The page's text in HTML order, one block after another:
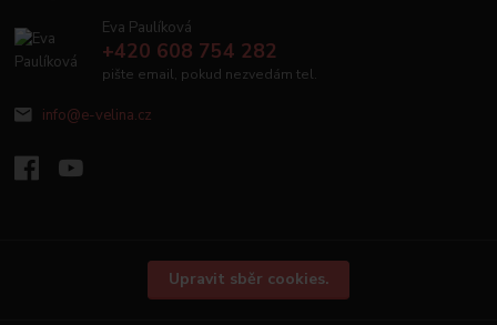
Eva Paulíková
+420 608 754 282
pište email, pokud nezvedám tel.
info@e-velina.cz
Upravit sběr cookies.